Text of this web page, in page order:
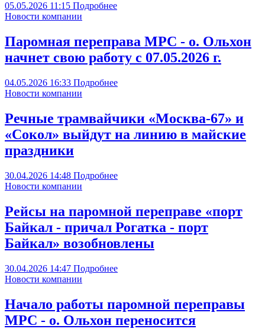
05.05.2026 11:15 Подробнее
Новости компании
Паромная переправа МРС - о. Ольхон
начнет свою работу с 07.05.2026 г.
04.05.2026 16:33 Подробнее
Новости компании
Речные трамвайчики «Москва-67» и
«Сокол» выйдут на линию в майские
праздники
30.04.2026 14:48 Подробнее
Новости компании
Рейсы на паромной переправе «порт
Байкал - причал Рогатка - порт
Байкал» возобновлены
30.04.2026 14:47 Подробнее
Новости компании
Начало работы паромной переправы
МРС - о. Ольхон переносится